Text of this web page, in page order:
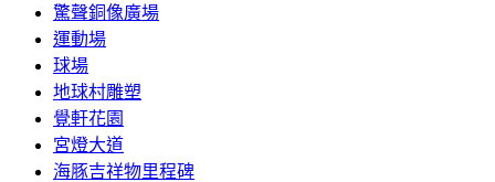
驚聲銅像廣場
運動場
球場
地球村雕塑
覺軒花園
宮燈大道
海豚吉祥物里程碑